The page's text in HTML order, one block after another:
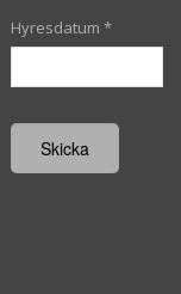
Hyresdatum *